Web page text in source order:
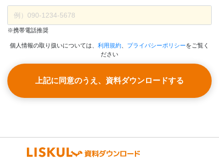
※携帯電話推奨
個人情報の取り扱いについては、 利用規約、 プライバシーポリシーをご覧く
ださい
上記に同意のうえ、資料ダウンロードする